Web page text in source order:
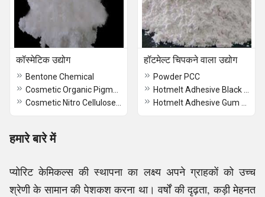
कॉस्मेटिक उद्योग
Bentone Chemical
हॉटमेल्ट चिपकने वाला उद्योग
Powder PCC
हमारे बारे में
प्योरिट केमिकल्स की स्थापना का लक्ष्य अपने ग्राहकों को उच्च
श्रेणी के सामान की पेशकश करना था। वर्षों की दृढ़ता, कड़ी मेहनत